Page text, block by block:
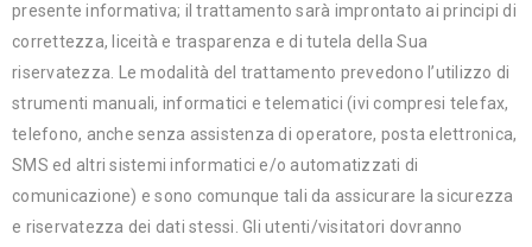
presente informativa; il trattamento sarà improntato ai principi di
correttezza, liceità e trasparenza e di tutela della Sua
riservatezza. Le modalità del trattamento prevedono l’utilizzo di
strumenti manuali, informatici e telematici (ivi compresi telefax,
telefono, anche senza assistenza di operatore, posta elettronica,
SMS ed altri sistemi informatici e/o automatizzati di
comunicazione) e sono comunque tali da assicurare la sicurezza
e riservatezza dei dati stessi. Gli utenti/visitatori dovranno